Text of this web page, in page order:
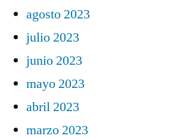
agosto 2023
julio 2023
junio 2023
mayo 2023
abril 2023
marzo 2023